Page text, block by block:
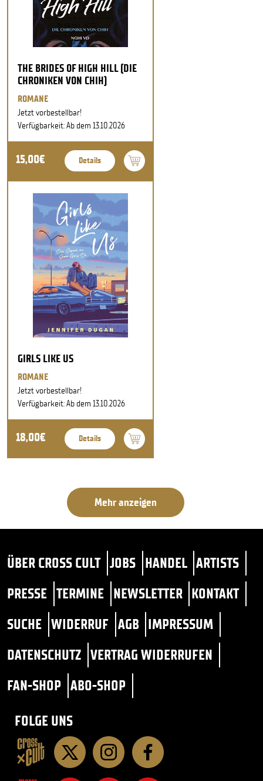
THE BRIDES OF HIGH HILL (DIE
CHRONIKEN VON CHIH)
ROMANE
Jetzt vorbestellbar!
Verfügbarkeit: Ab dem 13.10.2026
15,00€ Details
GIRLS LIKE US
ROMANE
Jetzt vorbestellbar!
Verfügbarkeit: Ab dem 13.10.2026
18,00€ Details
Mehr anzeigen
ÜBER CROSS CULT JOBS HANDEL ARTISTS
PRESSE TERMINE NEWSLETTER KONTAKT
SUCHE WIDERRUF AGB IMPRESSUM
DATENSCHUTZ VERTRAG WIDERRUFEN
FAN-SHOP ABO-SHOP
FOLGE UNS